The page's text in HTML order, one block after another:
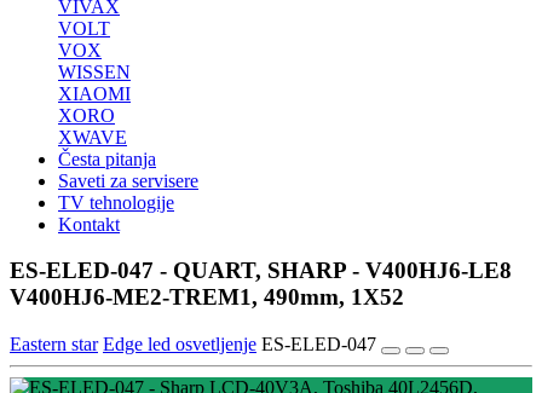
VIVAX
VOLT
VOX
WISSEN
XIAOMI
XORO
XWAVE
Česta pitanja
Saveti za servisere
TV tehnologije
Kontakt
ES-ELED-047 - QUART, SHARP - V400HJ6-LE8
V400HJ6-ME2-TREM1, 490mm, 1X52
Eastern star Edge led osvetljenje ES-ELED-047